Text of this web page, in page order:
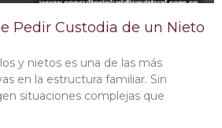
Pedir Custodia de un Nieto
y nietos es una de las más
en la estructura familiar. Sin
situaciones complejas que